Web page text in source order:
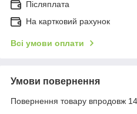
Післяплата
На картковий рахунок
Всі умови оплати
Умови повернення
Повернення товару впродовж